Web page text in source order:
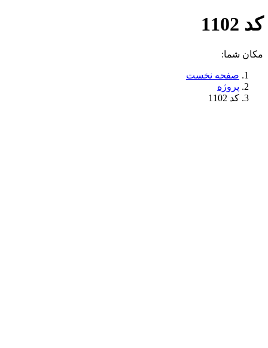
کد 1102
مکان شما:
صفحه نخست
پروژه
کد 1102